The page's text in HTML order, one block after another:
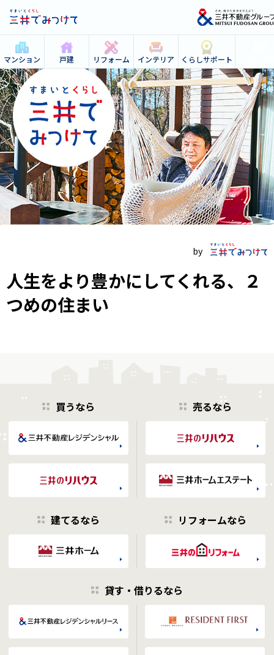
マンション 戸建 リフォーム インテリア くらしサポート
人生をより豊かにしてくれる、２
つめの住まい
買うなら 売るなら
建てるなら リフォームなら
貸す・借りるなら